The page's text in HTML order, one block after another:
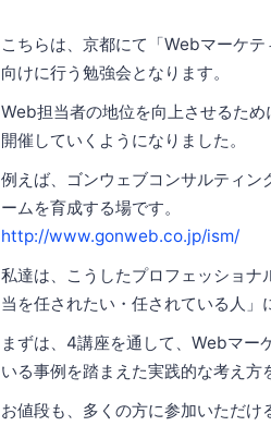
こちらは、京都にて「Webマーケ
向けに行う勉強会となります。
Web担当者の地位を向上させるた
開催していくようになりました。
例えば、ゴンウェブコンサルティ
ームを育成する場です。
http://www.gonweb.co.jp/ism/
私達は、こうしたプロフェッショ
当を任されたい・任されている人
まずは、4講座を通して、Webマー
いる事例を踏まえた実践的な考え方
お値段も、多くの方に参加いただ